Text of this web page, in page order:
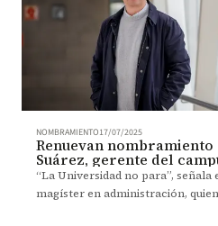
NOMBRAMIENTO17/07/2025
Renuevan
Suárez, gerente del
“La Universidad no para”,
magíster en administración,